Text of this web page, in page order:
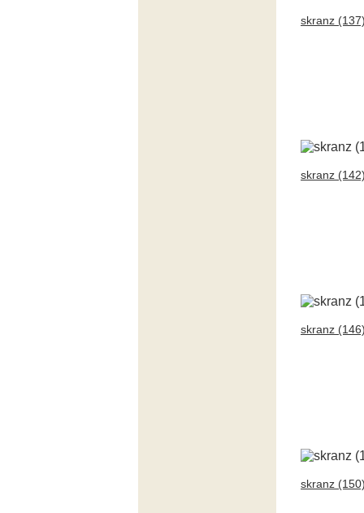
skranz
skranz
skranz
skranz